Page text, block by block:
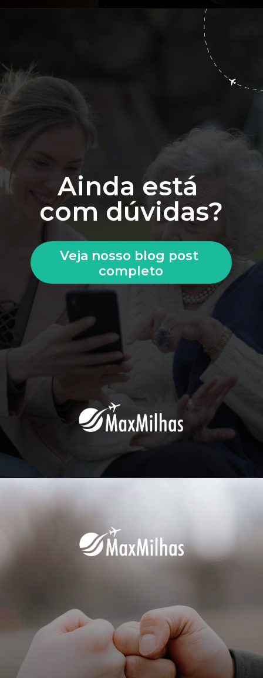
Veja nosso blog post
completo
Ainda está
com dúvidas?